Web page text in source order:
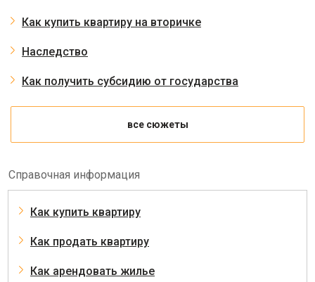
Как купить квартиру на вторичке
Наследство
Как получить субсидию от государства
все сюжеты
Справочная информация
Как купить квартиру
Как продать квартиру
Как арендовать жилье